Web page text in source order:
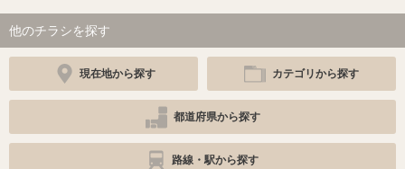
他のチラシを探す
現在地から探す カテゴリから探す
都道府県から探す
路線・駅から探す